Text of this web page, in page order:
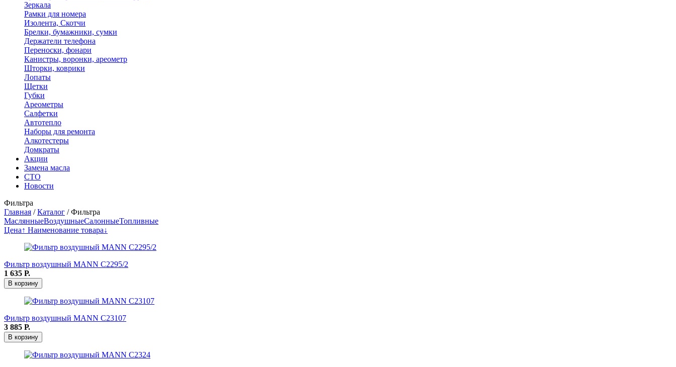
Зеркала
Рамки для номера
Изолента, Скотчи
Брелки, бумажники, сумки
Держатели телефона
Переноски, фонари
Канистры, воронки, ареометр
Шторки, коврики
Лопаты
Щетки
Губки
Ареометры
Салфетки
Автотепло
Наборы для ремонта
Алкотестеры
Домкраты
Акции
Замена масла
СТО
Новости
Фильтра
Главная /Каталог /Фильтра
МаслянныеВоздушныеСалонныеТопливные
Цена↑ Наименование товара↓
Фильтр воздушный MANN C2295/2
1 635 Р.
В корзину
Фильтр воздушный MANN C23107
3 885 Р.
В корзину